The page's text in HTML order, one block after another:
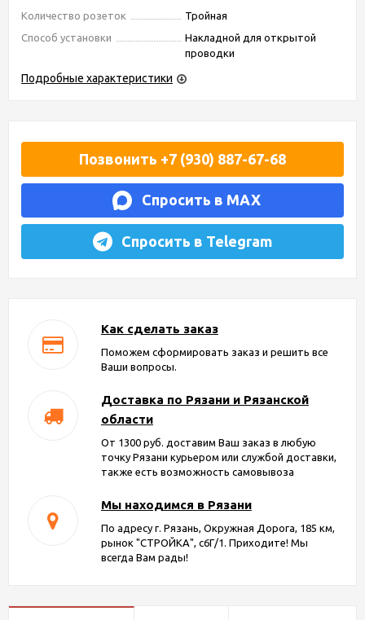
Количество розеток
Тройная
Способ установки
Накладной для открытой
проводки
Подробные характеристики
Позвонить +7 (930) 887-67-68
Спросить в MAX
Спросить в Telegram
Как сделать заказ
Поможем сформировать заказ и решить все
Ваши вопросы.
Доставка по Рязани и Рязанской
области
От 1300 руб. доставим Ваш заказ в любую
точку Рязани курьером или службой доставки,
также есть возможность самовывоза
Мы находимся в Рязани
По адресу г. Рязань, Окружная Дорога, 185 км,
рынок "СТРОЙКА", с6Г/1. Приходите! Мы
всегда Вам рады!